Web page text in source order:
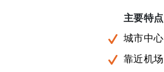
主要特点
城市中心
靠近机场